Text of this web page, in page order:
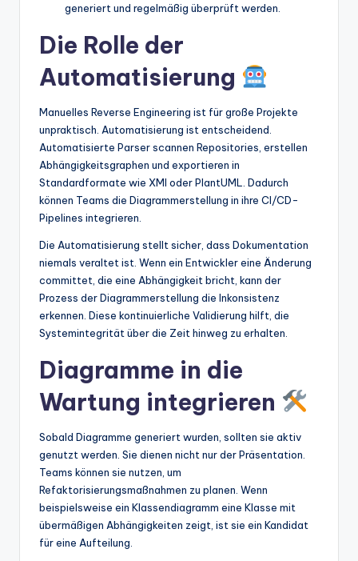
generiert und regelmäßig überprüft werden.
Die Rolle der
Automatisierung
Manuelles Reverse Engineering ist für große Projekte
unpraktisch. Automatisierung ist entscheidend.
Automatisierte Parser scannen Repositories, erstellen
Abhängigkeitsgraphen und exportieren in
Standardformate wie XMI oder PlantUML. Dadurch
können Teams die Diagrammerstellung in ihre CI/CD-
Pipelines integrieren.
Die Automatisierung stellt sicher, dass Dokumentation
niemals veraltet ist. Wenn ein Entwickler eine Änderung
committet, die eine Abhängigkeit bricht, kann der
Prozess der Diagrammerstellung die Inkonsistenz
erkennen. Diese kontinuierliche Validierung hilft, die
Systemintegrität über die Zeit hinweg zu erhalten.
Diagramme in die
Wartung integrieren
Sobald Diagramme generiert wurden, sollten sie aktiv
genutzt werden. Sie dienen nicht nur der Präsentation.
Teams können sie nutzen, um
Refaktorisierungsmaßnahmen zu planen. Wenn
beispielsweise ein Klassendiagramm eine Klasse mit
übermäßigen Abhängigkeiten zeigt, ist sie ein Kandidat
für eine Aufteilung.